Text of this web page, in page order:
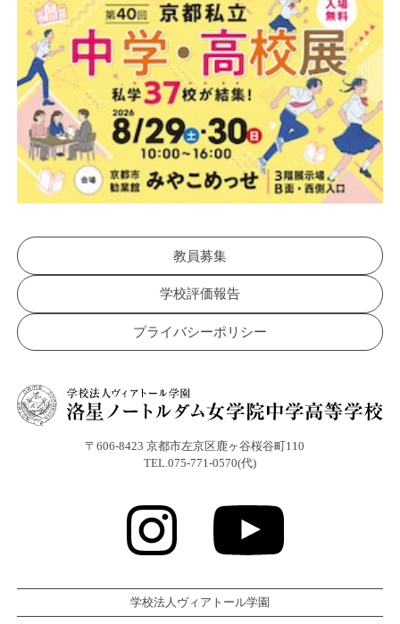
教員募集
学校評価報告
プライバシーポリシー
〒606-8423 京都市左京区鹿ヶ谷桜谷町110
TEL.075-771-0570(代)
学校法人ヴィアトール学園